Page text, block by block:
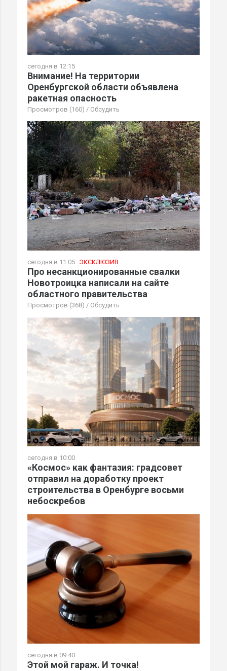
сегодня в 12:15
Внимание! На территории
Оренбургской области объявлена
ракетная опасность
Просмотров (160) / Обсудить
сегодня в 11:05 ЭКСКЛЮЗИВ
Про несанкционированные свалки
Новотроицка написали на сайте
областного правительства
Просмотров (368) / Обсудить
сегодня в 10:00
«Космос» как фантазия: градсовет
отправил на доработку проект
строительства в Оренбурге восьми
небоскребов
сегодня в 09:40
Этой мой гараж. И точка!